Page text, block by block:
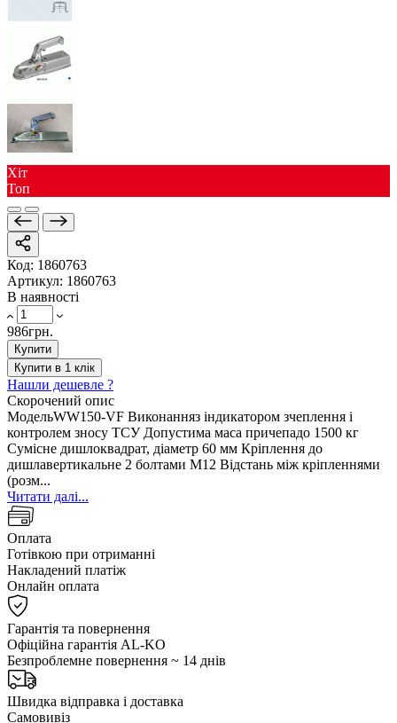
Хіт
Toп
Код: 1860763
Артикул: 1860763
В наявності
986грн.
Купити
Купити в 1 клік
Нашли дешевле ?
Скорочений опис
МодельWW150-VF Виконанняз індикатором зчеплення і
контролем зносу ТСУ Допустима маса причепадо 1500 кг
Сумісне дишлоквадрат, діаметр 60 мм Кріплення до
дишлавертикальне 2 болтами M12 Відстань між кріпленнями
(розм...
Читати далі...
Оплата
Готівкою при отриманні
Накладений платіж
Онлайн оплата
Гарантія та повернення
Офіційна гарантія AL-KO
Безпроблемне повернення ~ 14 днів
Швидка відправка і доставка
Самовивіз